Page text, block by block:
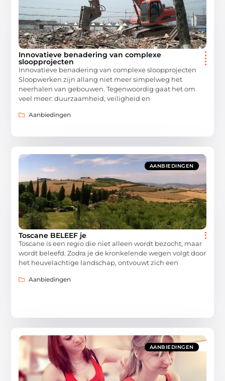
Innovatieve benadering van complexe
sloopprojecten
Innovatieve benadering van complexe sloopprojecten
Sloopwerken zijn allang niet meer simpelweg het
neerhalen van gebouwen. Tegenwoordig gaat het om
veel meer: duurzaamheid, veiligheid en
Aanbiedingen
AANBIEDINGEN
Toscane BELEEF je
Toscane is een regio die niet alleen wordt bezocht, maar
wordt beleefd. Zodra je de kronkelende wegen volgt door
het heuvelachtige landschap, ontvouwt zich een
Aanbiedingen
AANBIEDINGEN